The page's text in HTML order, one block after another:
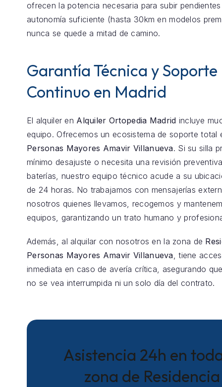
ofrecen la potencia necesaria para subir
autonomía suficiente (hasta 30km en modelos
nunca se quede a mitad de camino.
Garantía Técnica y Soporte
Continuo en Madrid
El alquiler en Alquiler Ortopedia Madrid incluye
equipo. Ofrecemos un ecosistema de soporte total
Personas Mayores Amavir Villanueva. Si su silla
mínimo desajuste o necesita una revisión
baterías, nuestro equipo técnico acude a su
de 24 horas. No trabajamos con mensajerías
nosotros quienes llevamos, recogemos y
equipos, garantizando un trato humano y
Además, al alquilar con nosotros en la zona de
Personas Mayores Amavir Villanueva, tiene
inmediata en caso de avería crítica, asegurando
no se vea interrumpida ni un solo día del contrato.
Asistencia 24h en
zona de Residencia